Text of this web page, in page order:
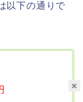
以下の通りで
×